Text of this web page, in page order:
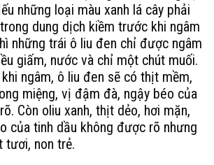
những loại màu xanh lá cây phải
dung dịch kiềm trước khi ngâm
những trái ô liu đen chỉ được ngâm
giấm, nước và chỉ một chút muối.
khi ngâm, ô liu đen sẽ có thịt mềm,
miệng, vị đậm đà, ngậy béo của
Còn oliu xanh, thịt dẻo, hơi mặn,
của tinh dầu không được rõ nhưng
tươi, non trẻ.